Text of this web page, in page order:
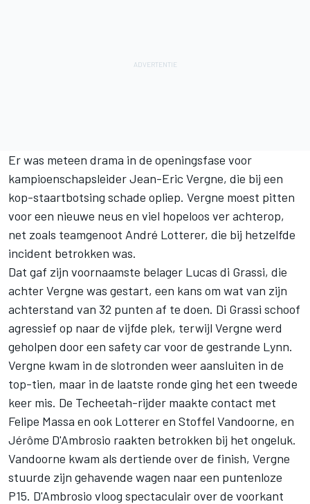
Er was meteen drama in de openingsfase voor
kampioenschapsleider Jean-Eric Vergne, die bij een
kop-staartbotsing schade opliep. Vergne moest pitten
voor een nieuwe neus en viel hopeloos ver achterop,
net zoals teamgenoot André Lotterer, die bij hetzelfde
incident betrokken was.
Dat gaf zijn voornaamste belager Lucas di Grassi, die
achter Vergne was gestart, een kans om wat van zijn
achterstand van 32 punten af te doen. Di Grassi schoof
agressief op naar de vijfde plek, terwijl Vergne werd
geholpen door een safety car voor de gestrande Lynn.
Vergne kwam in de slotronden weer aansluiten in de
top-tien, maar in de laatste ronde ging het een tweede
keer mis. De Techeetah-rijder maakte contact met
Felipe Massa en ook Lotterer en Stoffel Vandoorne, en
Jérôme D'Ambrosio raakten betrokken bij het ongeluk.
Vandoorne kwam als dertiende over de finish, Vergne
stuurde zijn gehavende wagen naar een puntenloze
P15. D'Ambrosio vloog spectaculair over de voorkant